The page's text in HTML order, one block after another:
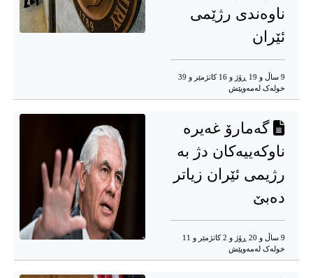
ناوەندی رژێمی
ئێران
9 ساڵ و 19 ڕۆژ و 16 کاتژمێر و 39
خوله‌ک له‌مه‌وپێش‌
گەمارۆ غەیرە
ناوکەییەکان دژ بە
رژیمی ئێران زیاتر
دەبێ
9 ساڵ و 20 ڕۆژ و 2 کاتژمێر و 11
خوله‌ک له‌مه‌وپێش‌